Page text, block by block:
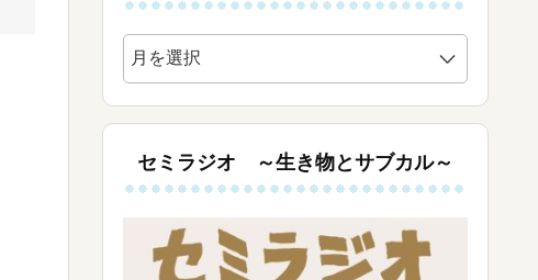
ア
ー
カ
イ
ブ
セミラジオ ～生き物とサブカル～